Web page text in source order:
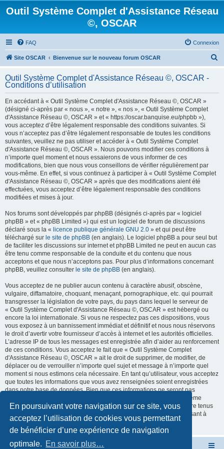
En poursuivant votre navigation sur ce site, vous
acceptez l’utilisation de cookies vous permettant
de bénéficier d’une expérience de navigation
optimale. En savoir plus…
Outil Système Complet d'Assistance Réseau
©, OSCAR
FAQ Connexion
Site OSCAR Bienvenue sur le nouveau forum OSCAR
h
Outil Système Complet d'Assistance Réseau ©, OSCAR -
Conditions d’utilisation
En accédant à « Outil Système Complet d'Assistance Réseau ©, OSCAR »
(désigné ci-après par « nous », « notre », « nos », « Outil Système Complet
d'Assistance Réseau ©, OSCAR » et « https://oscar.banquise.eu/phpbb »),
vous acceptez d’être légalement responsable des conditions suivantes. Si
vous n’acceptez pas d’être légalement responsable de toutes les conditions
suivantes, veuillez ne pas utiliser et accéder à « Outil Système Complet
d'Assistance Réseau ©, OSCAR ». Nous pouvons modifier ces conditions à
n’importe quel moment et nous essaierons de vous informer de ces
modifications, bien que nous vous conseillons de vérifier régulièrement par
vous-même. En effet, si vous continuez à participer à « Outil Système Complet
d'Assistance Réseau ©, OSCAR » après que des modifications aient été
effectuées, vous acceptez d’être légalement responsable des conditions
modifiées et mises à jour.
Nos forums sont développés par phpBB (désignés ci-après par « logiciel
phpBB » et « phpBB Limited ») qui est un logiciel de forum de discussions
déclaré sous la « licence publique générale GNU 2.0 » et qui peut être
téléchargé sur le site de phpBB (en anglais). Le logiciel phpBB a pour seul but
de faciliter les discussions sur internet et phpBB Limited ne peut en aucun cas
être tenu comme responsable de la conduite et du contenu que nous
acceptons et que nous n’acceptons pas. Pour plus d’informations concernant
phpBB, veuillez consulter le site de phpBB (en anglais).
Vous acceptez de ne publier aucun contenu à caractère abusif, obscène,
vulgaire, diffamatoire, choquant, menaçant, pornographique, etc. qui pourrait
transgresser la législation de votre pays, du pays dans lequel le serveur de
« Outil Système Complet d'Assistance Réseau ©, OSCAR » est hébergé ou
encore la loi internationale. Si vous ne respectez pas ces dispositions, vous
vous exposez à un bannissement immédiat et définitif et nous nous réservons
le droit d’avertir votre fournisseur d’accès à internet et les autorités officielles.
L’adresse IP de tous les messages est enregistrée afin d’aider au renforcement
de ces conditions. Vous acceptez le fait que « Outil Système Complet
d'Assistance Réseau ©, OSCAR » ait le droit de supprimer, de modifier, de
déplacer ou de verrouiller n’importe quel sujet et message à n’importe quel
moment si nous estimons cela nécessaire. En tant qu’utilisateur, vous acceptez
que toutes les informations que vous avez renseignées soient enregistrées
dans notre base de données. Bien que ces informations ne seront pas
diffusées à une tierce partie sans votre consentement, ni « Outil Système
Complet d'Assistance Réseau ©, OSCAR », ni phpBB, ne pourront être tenus
comme responsables en cas de tentative de piratage informatique visant à
compromettre vos données.
Site OSCAR Bienvenue sur le nouveau forum OSCAR